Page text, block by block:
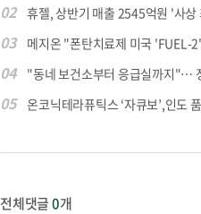
02 휴젤, 상반기 매출 2545억원 '사
03 메지온 "폰탄치료제 미국 'FUEL-
04 "동네 보건소부터 응급실까지"…
05 온코닉테라퓨틱스 ‘자큐보’,인도
전체댓글0개